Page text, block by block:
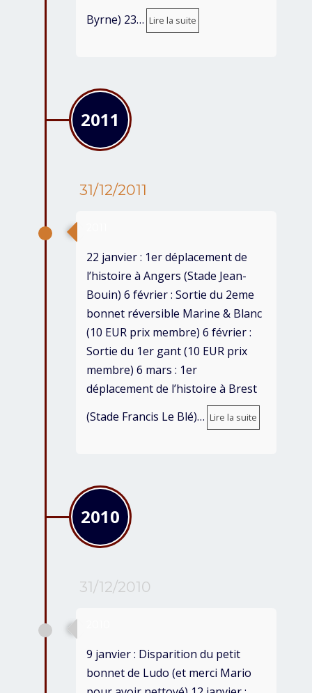
Byrne) 23… Lire la suite
2011
31/12/2011
22 janvier : 1er déplacement de
l’histoire à Angers (Stade Jean-
Bouin) 6 février : Sortie du 2eme
bonnet réversible Marine & Blanc
(10 EUR prix membre) 6 février :
Sortie du 1er gant (10 EUR prix
membre) 6 mars : 1er
déplacement de l’histoire à Brest
(Stade Francis Le Blé)… Lire la suite
2010
31/12/2010
9 janvier : Disparition du petit
bonnet de Ludo (et merci Mario